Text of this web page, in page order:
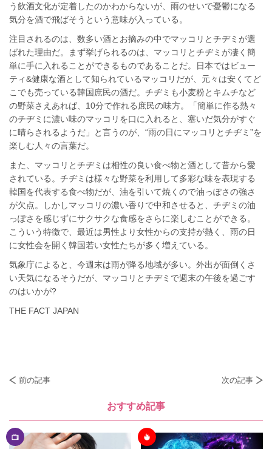
う飲酒文化が定着したのかわからないが、雨のせいで憂鬱になる
気分を酒で飛ばそうという意味が入っている。
注目されるのは、数多い酒とお摘みの中でマッコリとチヂミが選
ばれた理由だ。まず挙げられるのは、マッコリとチヂミが凄く簡
単に手に入れることができるものであることだ。日本ではビュー
ティ&健康な酒として知られているマッコリだが、元々は安くてど
こでも売っている韓国庶民の酒だ。チヂミも小麦粉とキムチなど
の野菜さえあれば、10分で作れる庶民の味方。「簡単に作る熱々
のチヂミに濃い味のマッコリを口に入れると、塞いだ気分がすぐ
に晴らされるようだ」と言うのが、“雨の日にマッコリとチヂミ”を
楽しむ人々の言葉だ。
また、マッコリとチヂミは相性の良い食べ物と酒として昔から愛
されている。チヂミは様々な野菜を利用して多彩な味を表現する
韓国を代表する食べ物だが、油を引いて焼くので油っぽさの強さ
が欠点。しかしマッコリの濃い香りで中和させると、チヂミの油
っぽさを感じずにサクサクな食感をさらに楽しむことができる。
こういう特徴で、最近は男性より女性からの支持が熱く、雨の日
に女性会を開く韓国若い女性たちが多く増えている。
気象庁によると、今週末は雨が降る地域が多い。外出が面倒くさ
い天気になるそうだが、マッコリとチヂミで週末の午後を過ごす
のはいかが?
THE FACT JAPAN
前の記事 次の記事
おすすめ記事